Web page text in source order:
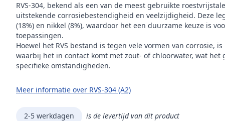
RVS-304, bekend als een van de meest gebruikte
uitstekende corrosiebestendigheid en veelzijdigheid. Deze
(18%) en nikkel (8%), waardoor het een duurzame keuze is
toepassingen.
Hoewel het RVS bestand is tegen vele vormen van corrosie,
waarbij het in contact komt met zout- of chloorwater, wat het
specifieke omstandigheden.
Meer informatie over RVS-304 (A2)
2-5 werkdagen is de levertijd van dit product